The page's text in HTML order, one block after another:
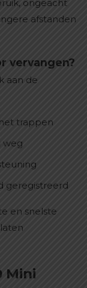
ongeacht
afstanden
vervangen?
aan de
trappen
weg
geregistreerd
en snelste
Mini